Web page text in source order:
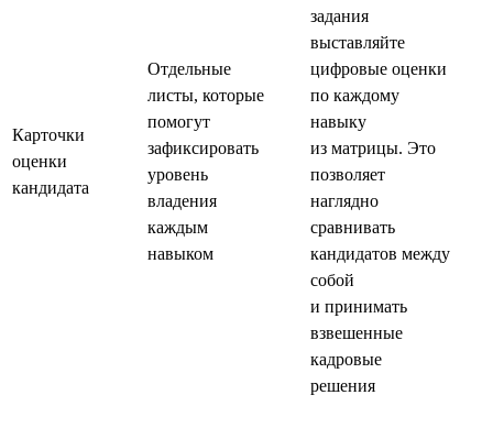
Карточки
оценки
кандидата
Отдельные
листы, которые
помогут
зафиксировать
уровень
владения
каждым
навыком
задания
выставляйте
цифровые оценки
по каждому
навыку
из матрицы. Это
позволяет
наглядно
сравнивать
кандидатов между
собой
и принимать
взвешенные
кадровые
решения